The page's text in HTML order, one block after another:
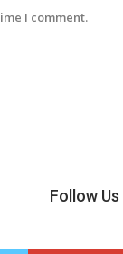
I comment.
Follow Us